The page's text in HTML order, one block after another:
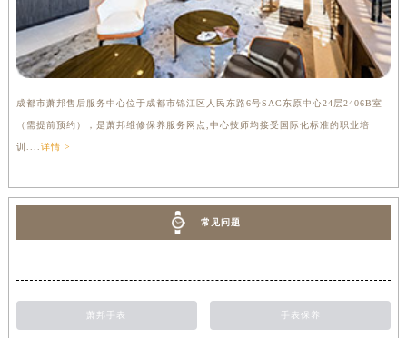
成都市萧邦售后服务中心位于成都市锦江区人民东路6号SAC东原中心24层2406B室
（需提前预约），是萧邦维修保养服务网点,中心技师均接受国际化标准的职业培
训....详情 >
常见问题
萧邦手表 手表保养